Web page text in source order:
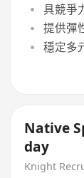
具競爭
提供彈
穩定多
Native
day
Knight